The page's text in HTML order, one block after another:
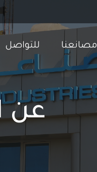
مصانعنا للتواصل
عن